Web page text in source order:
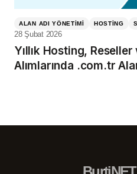
ALAN ADI YÖNETIMI HOSTING
28 Şubat 2026
Yıllık Hosting,
Alımlarında .com.tr